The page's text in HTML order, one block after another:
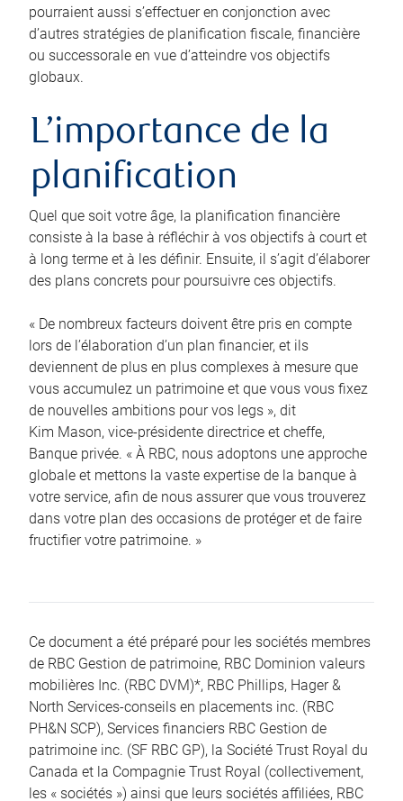
pourraient aussi s’effectuer en conjonction avec
d’autres stratégies de planification fiscale, financière
ou successorale en vue d’atteindre vos objectifs
globaux.
L’importance de la
planification
Quel que soit votre âge, la planification financière
consiste à la base à réfléchir à vos objectifs à court et
à long terme et à les définir. Ensuite, il s’agit d’élaborer
des plans concrets pour poursuivre ces objectifs.
« De nombreux facteurs doivent être pris en compte
lors de l’élaboration d’un plan financier, et ils
deviennent de plus en plus complexes à mesure que
vous accumulez un patrimoine et que vous vous fixez
de nouvelles ambitions pour vos legs », dit
Kim Mason, vice-présidente directrice et cheffe,
Banque privée. « À RBC, nous adoptons une approche
globale et mettons la vaste expertise de la banque à
votre service, afin de nous assurer que vous trouverez
dans votre plan des occasions de protéger et de faire
fructifier votre patrimoine. »
Ce document a été préparé pour les sociétés membres
de RBC Gestion de patrimoine, RBC Dominion valeurs
mobilières Inc. (RBC DVM)*, RBC Phillips, Hager &
North Services-conseils en placements inc. (RBC
PH&N SCP), Services financiers RBC Gestion de
patrimoine inc. (SF RBC GP), la Société Trust Royal du
Canada et la Compagnie Trust Royal (collectivement,
les « sociétés ») ainsi que leurs sociétés affiliées, RBC